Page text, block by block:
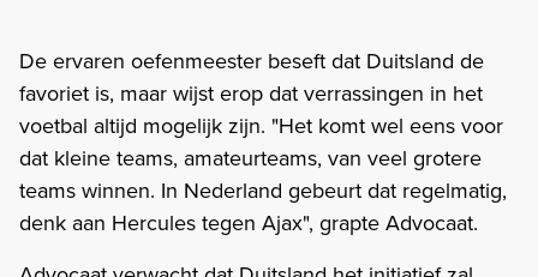
De ervaren oefenmeester beseft dat Duitsland de
favoriet is, maar wijst erop dat verrassingen in het
voetbal altijd mogelijk zijn. "Het komt wel eens voor
dat kleine teams, amateurteams, van veel grotere
teams winnen. In Nederland gebeurt dat regelmatig,
denk aan Hercules tegen Ajax", grapte Advocaat.